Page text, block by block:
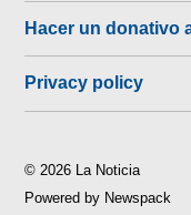
Hacer un donativo
Privacy policy
© 2026 La Noticia
Powered by Newspack